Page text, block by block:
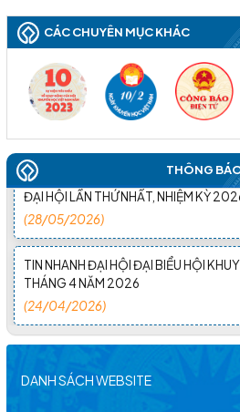
CÁC CHUYÊN MỤC KHÁC
THÔNG
ĐẠI HỘI ĐẠI BIỂU HỘI KHUYẾN HỌC
NHIỆM KỲ 2026 – 2031 ĐÃ THÀNH
(22/06/2026)
THÁNG NĂM, NHIỀU HKH CẤP XÃ ĐÃ
ĐẠI HỘI LẦN THỨ NHẤT, NHIỆM KỲ
(28/05/2026)
TIN NHANH ĐẠI HỘI ĐẠI BIỂU HỘI
THÁNG 4 NĂM 2026
(24/04/2026)
ĐẠI HỘI ĐẠI BIỂU HỘI KHUYẾN HỌC
NHIỆM KỲ 2026–2031 THÀNH CÔNG
(09/04/2026)